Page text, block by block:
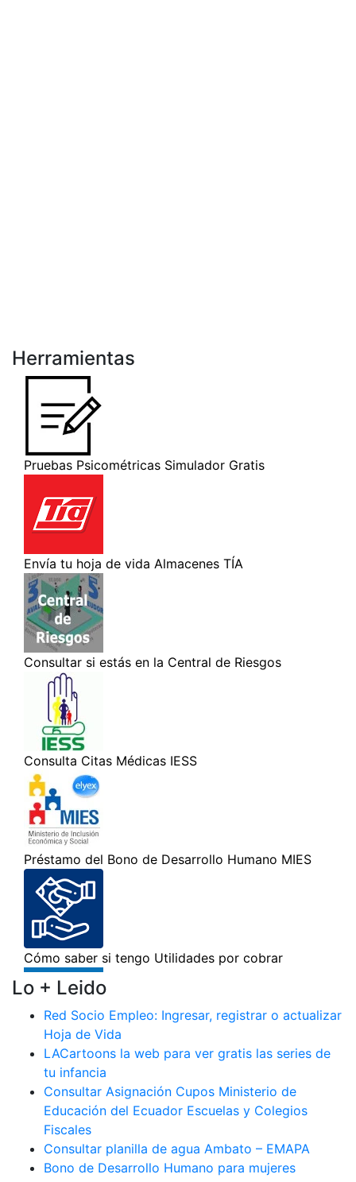
Herramientas
Lo + Leido
Red Socio Empleo: Ingresar, registrar o actualizar
Hoja de Vida
LACartoons la web para ver gratis las series de
tu infancia
Consultar Asignación Cupos Ministerio de
Educación del Ecuador Escuelas y Colegios
Fiscales
Consultar planilla de agua Ambato – EMAPA
Bono de Desarrollo Humano para mujeres